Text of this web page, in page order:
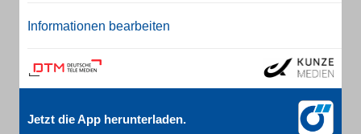
Informationen bearbeiten
Jetzt die App herunterladen.